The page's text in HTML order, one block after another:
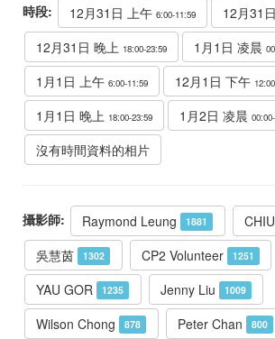
時段: 12月31日 上午 6:00-11:59 12月31
12月31日 晚上 18:00-23:59 1月1日 凌晨
1月1日 上午 6:00-11:59 12月1日 下午
1月1日 晚上 18:00-23:59 1月2日 凌晨
沒有時間資料的相片
攝影師: Raymond Leung 1881 CHIU
吳慧茵 1302 CP2 Volunteer 1251
YAU GOR 1235 Jenny Liu 1009
Wilson Chong 878 Peter Chan 800